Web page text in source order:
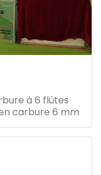
à 6 flûtes
carbure 6 mm